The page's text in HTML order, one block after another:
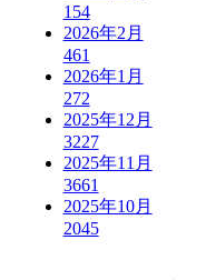
154
2026年2月
461
2026年1月
272
2025年12月
3227
2025年11月
3661
2025年10月
2045